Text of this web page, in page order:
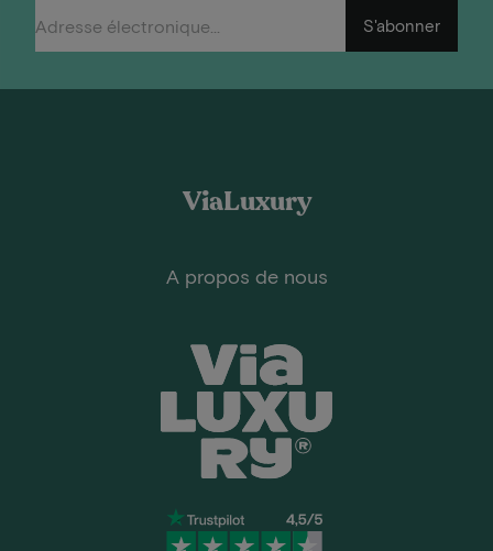
S'abonner
ViaLuxury
A propos de nous